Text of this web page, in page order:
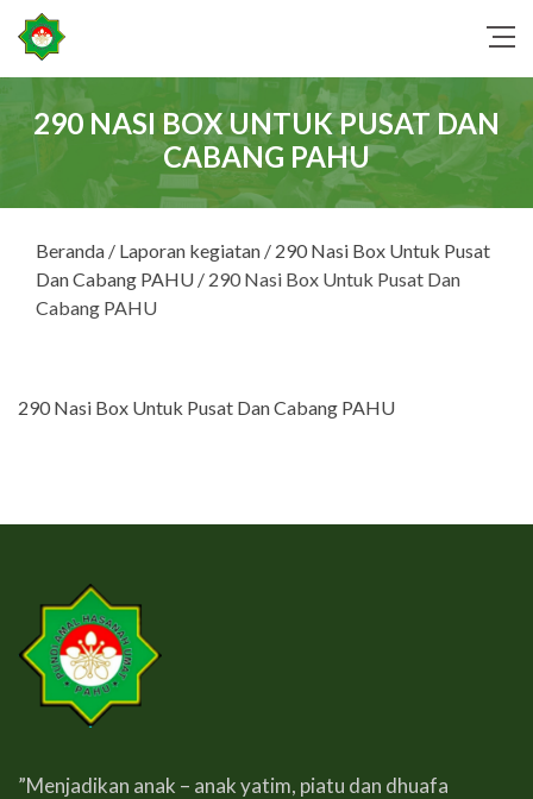
290 NASI BOX UNTUK PUSAT DAN
CABANG PAHU
Beranda / Laporan kegiatan / 290 Nasi Box Untuk Pusat
Dan Cabang PAHU / 290 Nasi Box Untuk Pusat Dan
Cabang PAHU
290 Nasi Box Untuk Pusat Dan Cabang PAHU
”Menjadikan anak – anak yatim, piatu dan dhuafa